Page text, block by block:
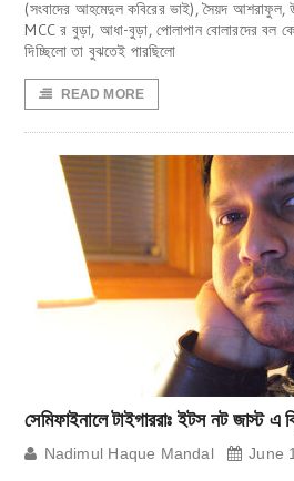
(সংবাদের আহমেদুল কবিরের ভাই), সৈয়দ আশরাফুল,
MCC র বুড়া, আধা-বুড়া, পোলাপান বোলারদের বল
দিচ্ছিলো তা বুঝতেই পারছিলো
READ MORE
সেমিফাইনালে টাইগাররাঃ ইটস নট জাস্ট এ
Nadimul Haque Mandal June